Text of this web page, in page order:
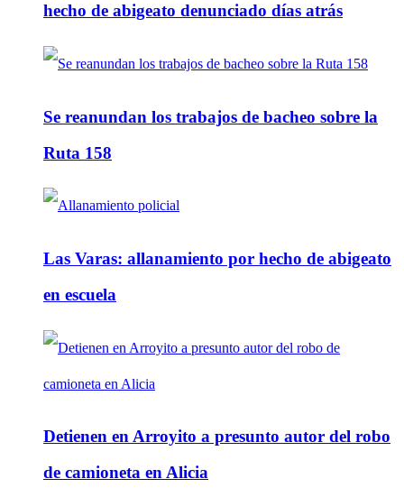
hecho de abigeato denunciado días atrás
Se reanundan los trabajos de bacheo sobre la
Ruta 158
Las Varas: allanamiento por hecho de abigeato
en escuela
Detienen en Arroyito a presunto autor del robo
de camioneta en Alicia